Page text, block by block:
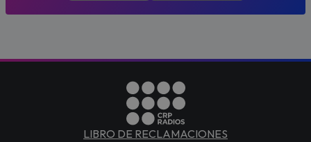
LIBRO DE RECLAMACIONES